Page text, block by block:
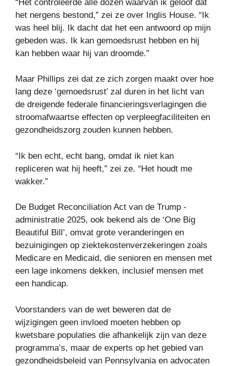
“Het controleerde alle dozen waarvan ik geloof dat
het nergens bestond,” zei ze over Inglis House. “Ik
was heel blij. Ik dacht dat het een antwoord op mijn
gebeden was. Ik kan gemoedsrust hebben en hij
kan hebben waar hij van droomde.”
Maar Phillips zei dat ze zich zorgen maakt over hoe
lang deze ‘gemoedsrust’ zal duren in het licht van
de dreigende federale financieringsverlagingen die
stroomafwaartse effecten op verpleegfaciliteiten en
gezondheidszorg zouden kunnen hebben.
“Ik ben echt, echt bang, omdat ik niet kan
repliceren wat hij heeft,” zei ze. “Het houdt me
wakker.”
De Budget Reconciliation Act van de Trump -
administratie 2025, ook bekend als de ‘One Big
Beautiful Bill’, omvat grote veranderingen en
bezuinigingen op ziektekostenverzekeringen zoals
Medicare en Medicaid, die senioren en mensen met
een lage inkomens dekken, inclusief mensen met
een handicap.
Voorstanders van de wet beweren dat de
wijzigingen geen invloed moeten hebben op
kwetsbare populaties die afhankelijk zijn van deze
programma’s, maar de experts op het gebied van
gezondheidsbeleid van Pennsylvania en advocaten